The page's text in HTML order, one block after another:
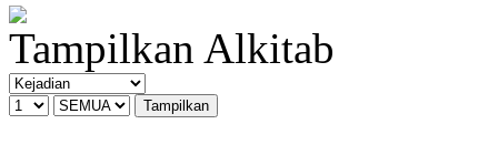
Tampilkan Alkitab